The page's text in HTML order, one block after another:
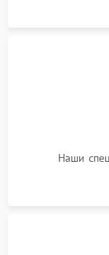
Наши